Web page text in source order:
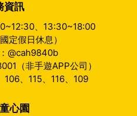
資訊
、13:30~18:00
日休息）
@cah9840b
（非手遊APP公司）
115、116、109
心園